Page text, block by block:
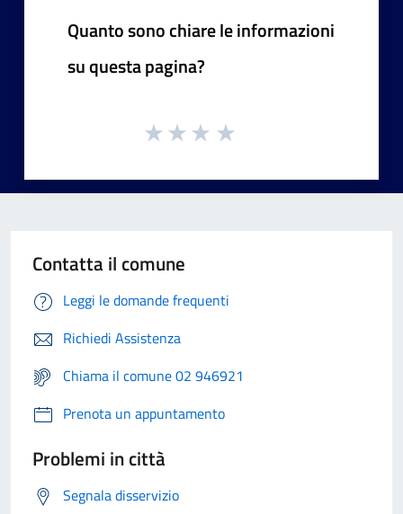
Quanto sono chiare le informazioni
su questa pagina?
Contatta il comune
Leggi le domande frequenti
Richiedi Assistenza
Chiama il comune 02 946921
Prenota un appuntamento
Problemi in città
Segnala disservizio